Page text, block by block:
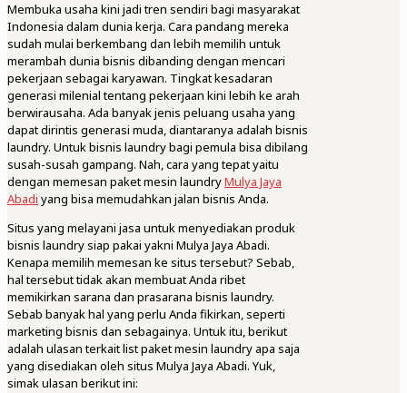
Membuka usaha kini jadi tren sendiri bagi masyarakat
Indonesia dalam dunia kerja. Cara pandang mereka
sudah mulai berkembang dan lebih memilih untuk
merambah dunia bisnis dibanding dengan mencari
pekerjaan sebagai karyawan. Tingkat kesadaran
generasi milenial tentang pekerjaan kini lebih ke arah
berwirausaha. Ada banyak jenis peluang usaha yang
dapat dirintis generasi muda, diantaranya adalah bisnis
laundry. Untuk bisnis laundry bagi pemula bisa dibilang
susah-susah gampang. Nah, cara yang tepat yaitu
dengan memesan paket mesin laundryMulya Jaya
Abadi yang bisa memudahkan jalan bisnis Anda.
Situs yang melayani jasa untuk menyediakan produk
bisnis laundry siap pakai yakni Mulya Jaya Abadi.
Kenapa memilih memesan ke situs tersebut? Sebab,
hal tersebut tidak akan membuat Anda ribet
memikirkan sarana dan prasarana bisnis laundry.
Sebab banyak hal yang perlu Anda fikirkan, seperti
marketing bisnis dan sebagainya. Untuk itu, berikut
adalah ulasan terkait list paket mesin laundry apa saja
yang disediakan oleh situs Mulya Jaya Abadi. Yuk,
simak ulasan berikut ini: